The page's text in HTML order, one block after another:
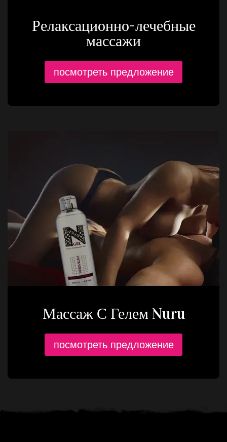
Релаксационно-лечебные
массажи
посмотреть предложение
Массаж С Гелем Nuru
посмотреть предложение